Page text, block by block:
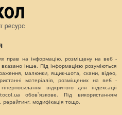
прав на інформацію, розміщену на веб -
інше. Під інформацією розуміються
малюнки, ящик-шота, скани, відео,
матеріалів, розміщених на веб -
відкритого для індексації
обов`язкове. Під використанням
рерайтинг, модифікація тощо.